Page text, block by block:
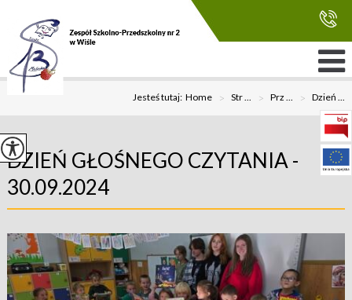
Jesteś tutaj:Home > Str ... > Prz ... > Dzień ...
DZIEŃ GŁOŚNEGO CZYTANIA -
30.09.2024